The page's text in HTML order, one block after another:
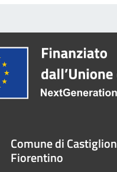
Comune di Castiglion
Fiorentino